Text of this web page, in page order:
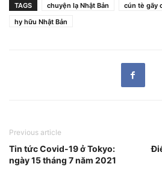
TAGS chuyện lạ Nhật Bản
cún tè gãy
hy hữu Nhật Bản
Previous article
Tin tức Covid-19 ở Tokyo:
ngày 15 tháng 7 năm 2021